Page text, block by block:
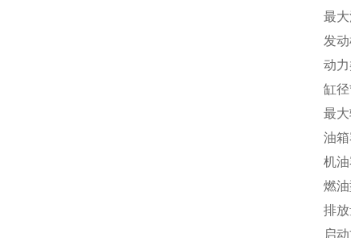
最
发
动
缸
最
油
机
燃
排
启